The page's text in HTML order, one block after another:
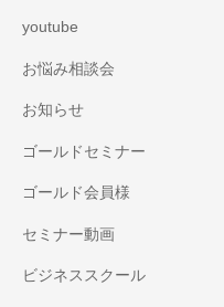
youtube
お悩み相談会
お知らせ
ゴールドセミナー
ゴールド会員様
セミナー動画
ビジネススクール